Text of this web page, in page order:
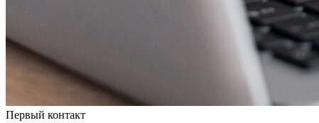
Первый контакт